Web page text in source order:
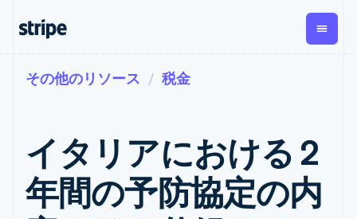
支払い
オンライン決
済
Managed
Payments
マーチャント
オブレコード
収益
経常収益
Metronome
従量課金
サブスクリ
プション
Global
Payouts
第三者
への入
金
イス
企業規模別
ユースケース別
ドキュメント
ライブラリと SDK
Stripe Apps
学ぶ
ガイド
サポート
その他のリソース 税金
イタリアにおける 2
年間の予防協定の内